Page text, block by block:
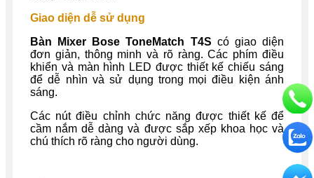
Giao diện dễ sử dụng
Bàn Mixer Bose ToneMatch T4S có giao diện
đơn giản, thông minh và rõ ràng. Các phím điều
khiển và màn hình LED được thiết kế chiếu sáng
để dễ nhìn và sử dụng trong mọi điều kiện ánh
sáng.
Các nút điều chỉnh chức năng được thiết kế để
cầm nắm dễ dàng và được sắp xếp khoa học và
chú thích rõ ràng cho người dùng.